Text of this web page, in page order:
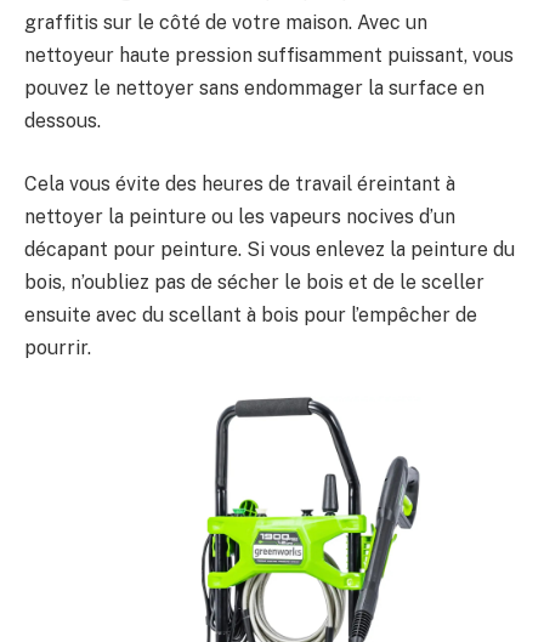
graffitis sur le côté de votre maison. Avec un
nettoyeur haute pression suffisamment puissant, vous
pouvez le nettoyer sans endommager la surface en
dessous.
Cela vous évite des heures de travail éreintant à
nettoyer la peinture ou les vapeurs nocives d’un
décapant pour peinture. Si vous enlevez la peinture du
bois, n’oubliez pas de sécher le bois et de le sceller
ensuite avec du scellant à bois pour l’empêcher de
pourrir.